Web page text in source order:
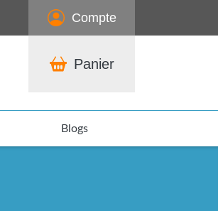
Compte
Panier
Blogs